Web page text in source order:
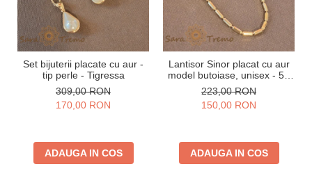
Set bijuterii placate cu aur -
tip perle - Tigressa
309,00 RON
170,00 RON
ADAUGA IN COS
Lantisor Sinor placat cu aur
model butoiase, unisex - 50
cm
223,00 RON
150,00 RON
ADAUGA IN COS